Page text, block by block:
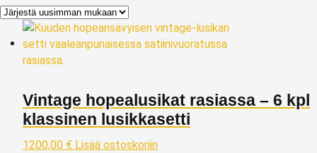
Vintage hopealusikat rasiassa – 6 kpl
klassinen lusikkasetti
1200,00 € Lisää ostoskoriin